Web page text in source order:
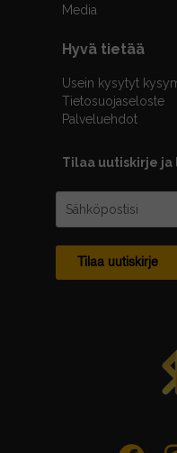
Tilaa uutiskirje
Usein kysytyt
Tietosuojaseloste
Palveluehdot
Media
Tilaa uutiskirje
Hyvä tietää